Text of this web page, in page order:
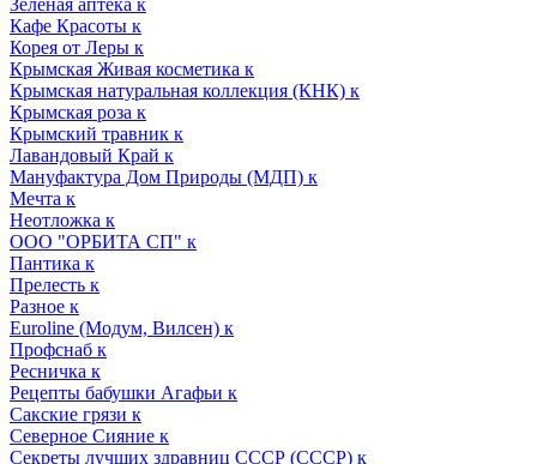
Зеленая аптека к
Кафе Красоты к
Корея от Леры к
Крымская Живая косметика к
Крымская натуральная коллекция (КНК) к
Крымская роза к
Крымский травник к
Лавандовый Край к
Мануфактура Дом Природы (МДП) к
Мечта к
Неотложка к
ООО "ОРБИТА СП" к
Пантика к
Прелесть к
Разное к
Euroline (Модум, Вилсен) к
Профснаб к
Ресничка к
Рецепты бабушки Агафьи к
Сакские грязи к
Северное Сияние к
Секреты лучших здравниц СССР (СССР) к